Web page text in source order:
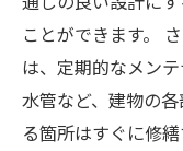
ことができます。
は、定期的なメン
水管など、建物の
る箇所はすぐに修